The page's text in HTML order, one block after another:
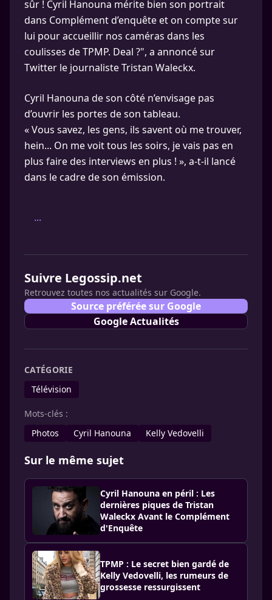
sûr ! Cyril Hanouna mérite bien son portrait
dans Complément d’enquête et on compte sur
lui pour accueillir nos caméras dans les
coulisses de TPMP. Deal ?", a annoncé sur
Twitter le journaliste Tristan Waleckx.
Cyril Hanouna de son côté n’envisage pas
d’ouvrir les portes de son tableau.
« Vous savez, les gens, ils savent où me trouver,
hein... On me voit tous les soirs, je vais pas en
plus faire des interviews en plus ! », a-t-il lancé
dans le cadre de son émission.
...
Suivre Legossip.net
Retrouvez toutes nos actualités sur Google.
Source préférée sur Google
Google Actualités
CATÉGORIE
Télévision
Mots-clés :
Photos
Cyril Hanouna Kelly Vedovelli
Sur le même sujet
Cyril Hanouna en péril : Les
dernières piques de Tristan
Waleckx Avant le Complément
d'Enquête
TPMP : Le secret bien gardé de
Kelly Vedovelli, les rumeurs de
grossesse ressurgissent